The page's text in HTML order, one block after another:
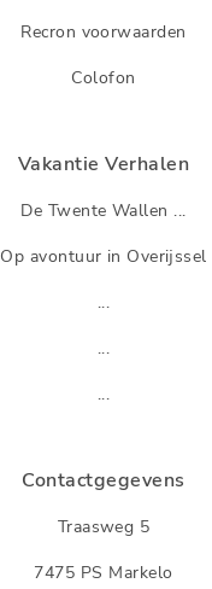
Recron voorwaarden
Colofon
Vakantie Verhalen
De Twente Wallen ...
Op avontuur in Overijssel
...
...
...
Contactgegevens
Traasweg 5
7475 PS Markelo